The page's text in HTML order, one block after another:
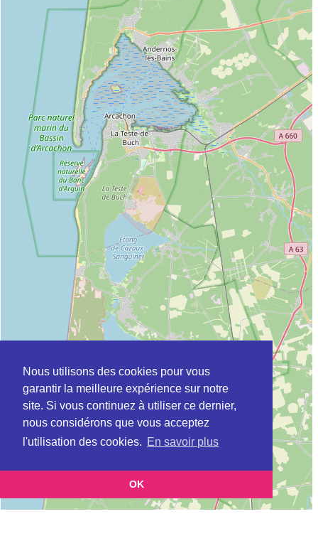
Nous utilisons des cookies pour vous
garantir la meilleure expérience sur notre
site. Si vous continuez à utiliser ce dernier,
nous considérons que vous acceptez
l'utilisation des cookies. En savoir plus
OK